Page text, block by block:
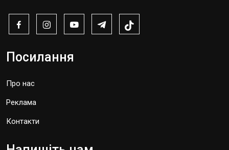
Посилання
Про нас
Реклама
Контакти